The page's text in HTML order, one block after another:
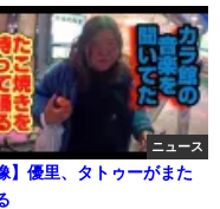
ニュース
】優里、タトゥーがまた